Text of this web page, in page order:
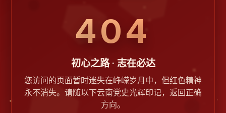
404
初心之路 · 志在必达
您访问的页面暂时迷失在峥嵘岁月中，但红色精神
永不消失。请随以下云南党史光辉印记，返回正确
方向。